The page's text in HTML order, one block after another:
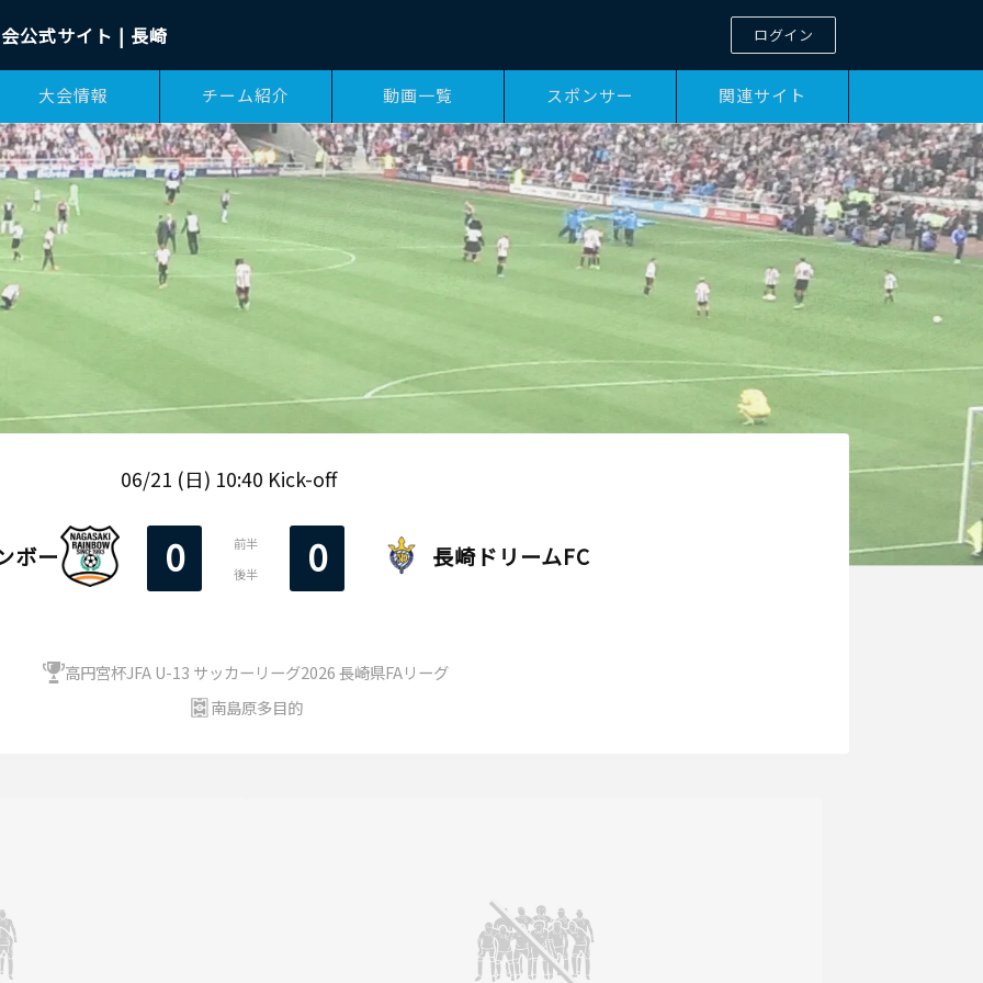
公式サイト | 長崎 ログイン
大会情報 チーム紹介 動画一覧 スポンサー 関連サイト
06/21 (日) 10:40 Kick-off
ボー 0
前半
後半
0 長崎ドリームFC
高円宮杯JFA U-13 サッカーリーグ2026 長崎県FAリーグ
南島原多目的